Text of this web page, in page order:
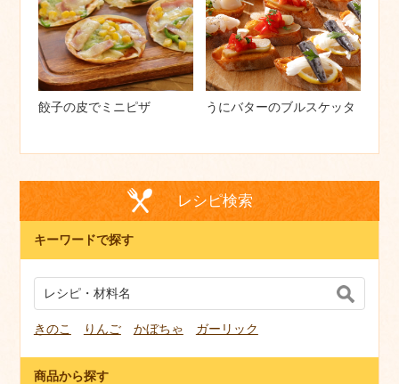
餃子の皮でミニピザ うにバターのブルスケッタ
レシピ検索
キーワードで探す
きのこ りんご かぼちゃ ガーリック
商品から探す